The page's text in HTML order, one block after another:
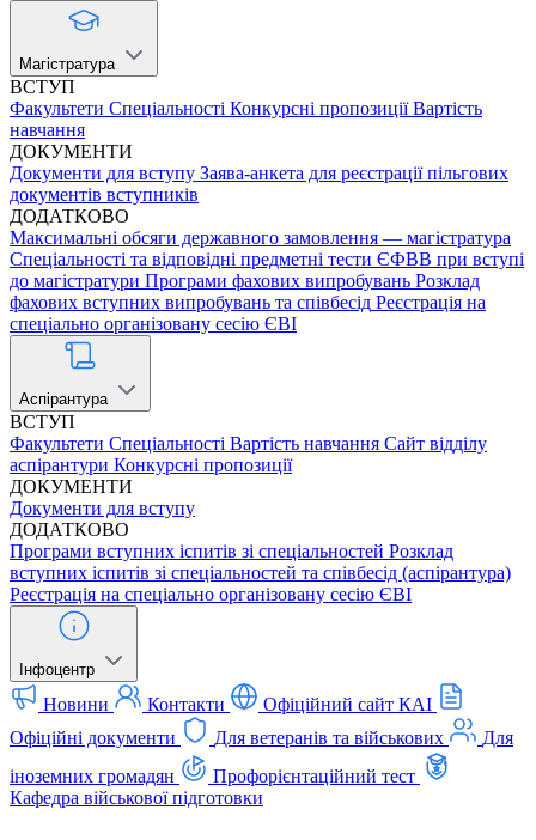
Магістратура
ВСТУП
Факультети Спеціальності Конкурсні пропозиції Вартість
навчання
ДОКУМЕНТИ
Документи для вступу Заява-анкета для реєстрації пільгових
документів вступників
ДОДАТКОВО
Максимальні обсяги державного замовлення — магістратура
Спеціальності та відповідні предметні тести ЄФВВ при вступі
до магістратури Програми фахових випробувань Розклад
фахових вступних випробувань та співбесід Реєстрація на
спеціально організовану сесію ЄВІ
Аспірантура
ВСТУП
Факультети Спеціальності Вартість навчання Сайт відділу
аспірантури Конкурсні пропозиції
ДОКУМЕНТИ
Документи для вступу
ДОДАТКОВО
Програми вступних іспитів зі спеціальностей Розклад
вступних іспитів зі спеціальностей та співбесід (аспірантура)
Реєстрація на спеціально організовану сесію ЄВІ
Інфоцентр
Новини Контакти
Офіційний сайт КАІ
Офіційні документи
Для ветеранів та військових
Для
іноземних громадян
Профорієнтаційний тест
Кафедра військової підготовки